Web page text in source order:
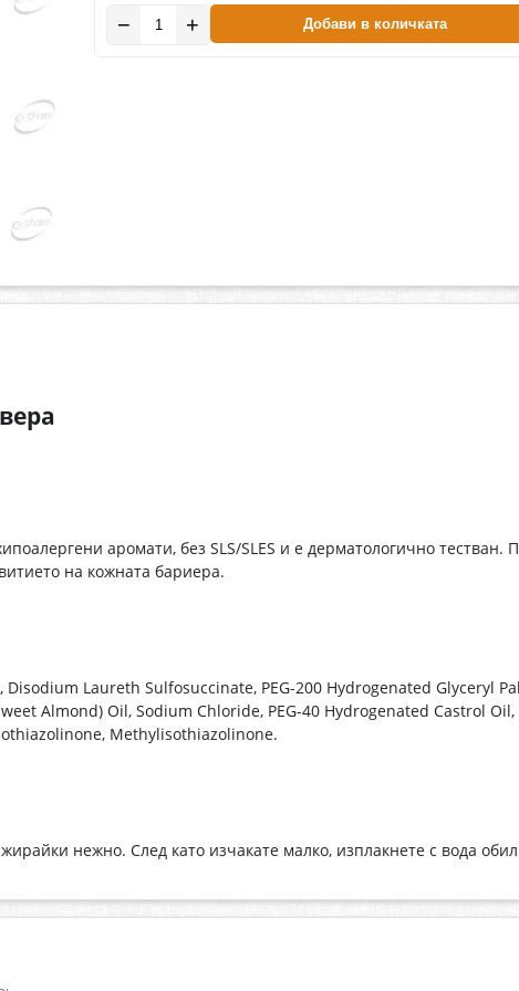
− + Добави в количката
аромати, без SLS/SLES и е дерматологично
на кожната бариера.
Laureth Sulfosuccinate, PEG-200 Hydrogenated Glyceryl
Almond) Oil, Sodium Chloride, PEG-40 Hydrogenated Castrol
Methylisothiazolinone.
нежно. След като изчакате малко, изплакнете с вода